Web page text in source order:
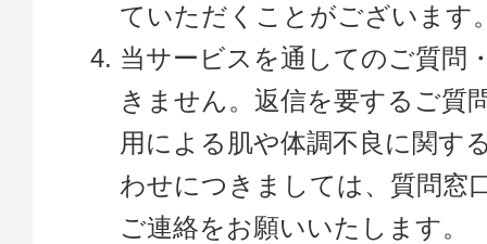
ていただくことがございます
当サービスを通してのご質問
きません。返信を要するご質
用による肌や体調不良に関す
わせにつきましては、質問窓
ご連絡をお願いいたします。